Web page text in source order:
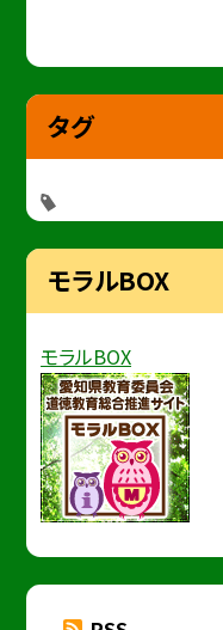
タグ
モラルBOX
モラルBOX